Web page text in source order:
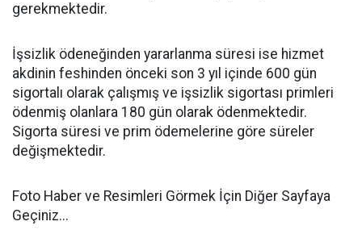
gerekmektedir.
İşsizlik ödeneğinden yararlanma süresi ise hizmet
akdinin feshinden önceki son 3 yıl içinde 600 gün
sigortalı olarak çalışmış ve işsizlik sigortası primleri
ödenmiş olanlara 180 gün olarak ödenmektedir.
Sigorta süresi ve prim ödemelerine göre süreler
değişmektedir.
Foto Haber ve Resimleri Görmek İçin Diğer Sayfaya
Geçiniz...